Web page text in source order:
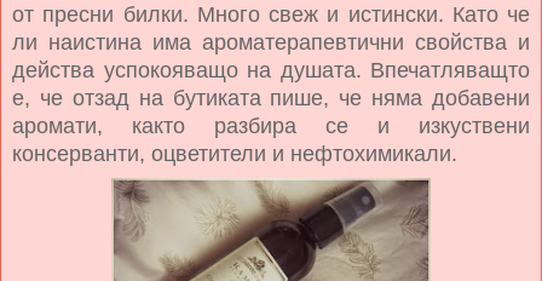
от пресни билки. Много свеж и истински. Като че
ли наистина има ароматерапевтични свойства и
действа успокояващо на душата. Впечатляващто
е, че отзад на бутиката пише, че няма добавени
аромати, както разбира се и изкуствени
консерванти, оцветители и нефтохимикали.